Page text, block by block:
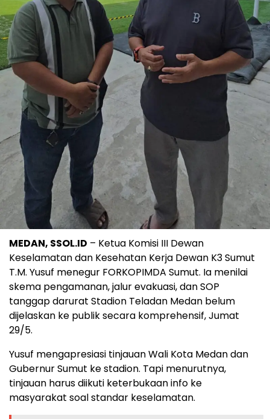
MEDAN, SSOL.ID – Ketua Komisi III Dewan
Keselamatan dan Kesehatan Kerja Dewan K3 Sumut
T.M. Yusuf menegur FORKOPIMDA Sumut. Ia menilai
skema pengamanan, jalur evakuasi, dan SOP
tanggap darurat Stadion Teladan Medan belum
dijelaskan ke publik secara komprehensif, Jumat
29/5.
Yusuf mengapresiasi tinjauan Wali Kota Medan dan
Gubernur Sumut ke stadion. Tapi menurutnya,
tinjauan harus diikuti keterbukaan info ke
masyarakat soal standar keselamatan.